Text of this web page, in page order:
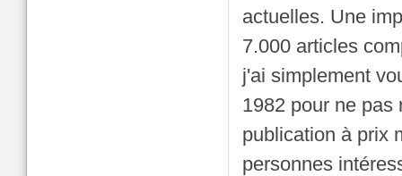
actuelles. Une
7.000 articles
j'ai simplement
1982 pour ne pas
publication à prix
personnes